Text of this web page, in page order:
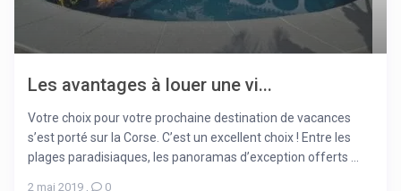
Les avantages à louer une vi...
Votre choix pour votre prochaine destination de vacances
s’est porté sur la Corse. C’est un excellent choix ! Entre les
plages paradisiaques, les panoramas d’exception offerts ...
2 mai 2019 , 0